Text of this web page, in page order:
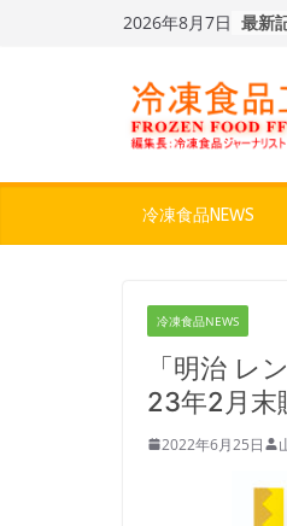
2026年8月7日 最新
冷凍食品NEWS
冷凍食品NEWS
「明治 レ
23年2月末
2022年6月25日